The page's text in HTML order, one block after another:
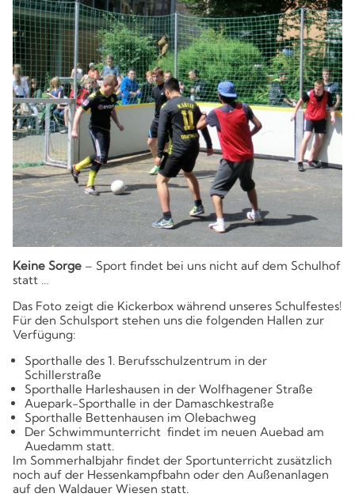
Kompetenzen
Keine Sorge – Sport findet bei uns nicht auf dem Schulhof
statt …
Das Foto zeigt die Kickerbox während unseres Schulfestes!
Für den Schulsport stehen uns die folgenden Hallen zur
Verfügung:
Sporthalle des 1. Berufsschulzentrum in der
Schillerstraße
Sporthalle Harleshausen in der Wolfhagener Straße
Auepark-Sporthalle in der Damaschkestraße
Sporthalle Bettenhausen im Olebachweg
Der Schwimmunterricht findet im neuen Auebad am
Auedamm statt.
Im Sommerhalbjahr findet der Sportunterricht zusätzlich
noch auf der Hessenkampfbahn oder den Außenanlagen
auf den Waldauer Wiesen statt.